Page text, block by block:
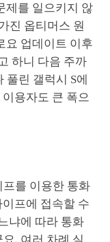
제를 일으키지 않
진 옵티머스 원
요 업데이트 이후
하니 다음 주까
풀린 갤럭시 S에
용자도 큰 폭으
를 이용한 통화
프에 접속할 수
냐에 따라 통화